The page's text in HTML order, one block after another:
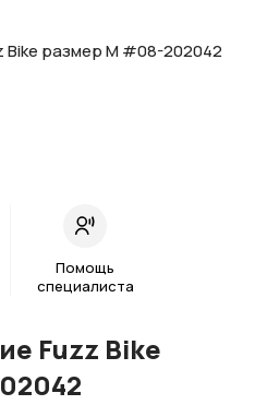
Помощь
специалиста
Fuzz Bike